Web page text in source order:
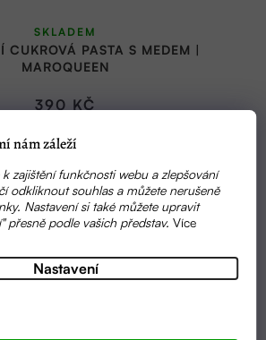
nám záleží
zajištění funkčnosti webu a zlepšování
odkliknout souhlas a můžete nerušeně
Nastavení si také můžete upravit
přesně podle vašich představ.Více
Nastavení
CUKROVÁ PASTA S MEDEM |
MAROQUEEN
SKLADEM
390 KČ